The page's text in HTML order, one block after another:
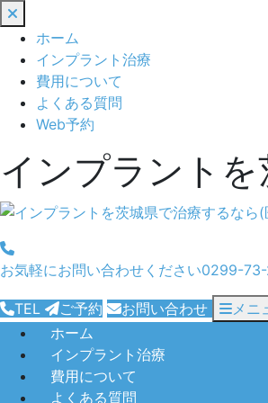
じ
る
ホーム
インプラント治療
費用について
よくある質問
Web予約
インプラント
お気軽にお問い合わせください0299-73-
TEL ご予約 お問い合わせ
メニ
ホーム
インプラント治療
費用について
よくある質問